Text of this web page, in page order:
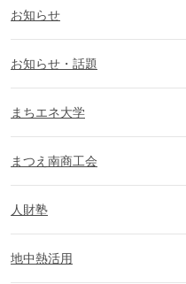
お知らせ
お知らせ・話題
まちエネ大学
まつえ南商工会
人財塾
地中熱活用